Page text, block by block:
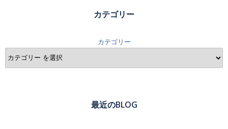
カテゴリー
カテゴリー
最近のBLOG